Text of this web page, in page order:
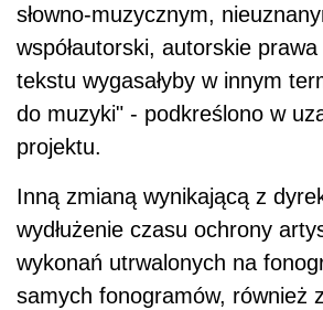
słowno-muzycznym,
współautorski, autorskie
tekstu wygasałyby w innym
do muzyki" - podkreślono w
projektu.
Inną zmianą wynikającą z
wydłużenie czasu ochrony
wykonań utrwalonych na
samych fonogramów, również